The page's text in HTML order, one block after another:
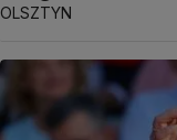
OLSZTYN